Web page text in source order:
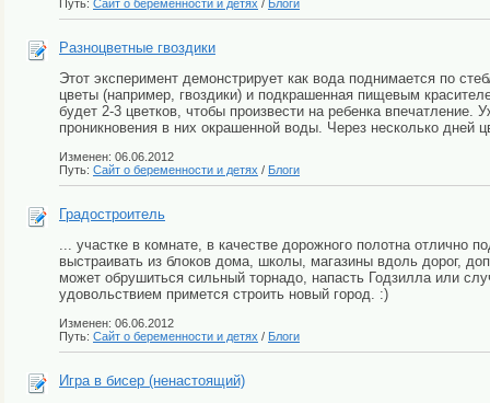
Путь: Сайт о беременности и детях / Блоги
Разноцветные гвоздики
Этот эксперимент демонстрирует как вода поднимается по
цветы (например, гвоздики) и подкрашенная пищевым
будет 2-3 цветков, чтобы произвести на ребенка
проникновения в них окрашенной воды. Через несколько дней
Изменен: 06.06.2012
Путь: Сайт о беременности и детях / Блоги
Градостроитель
... участке в комнате, в качестве дорожного полотна отлично
выстраивать из блоков дома, школы, магазины вдоль дорог,
может обрушиться сильный торнадо, напасть Годзилла или
удовольствием примется строить новый город. :)
Изменен: 06.06.2012
Путь: Сайт о беременности и детях / Блоги
Игра в бисер (ненастоящий)